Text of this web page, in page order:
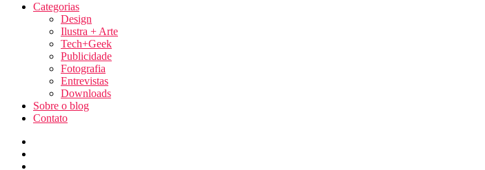
Categorias
Design
Ilustra + Arte
Tech+Geek
Publicidade
Fotografia
Entrevistas
Downloads
Sobre o blog
Contato